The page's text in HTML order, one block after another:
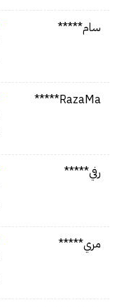
سام*****
RazaMa*****
رفي*****
مري*****